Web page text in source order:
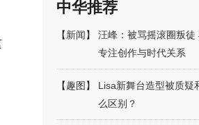
中华推荐
【新闻】
汪峰：被骂摇滚圈叛徒
专注创作与时代关系
【趣图 】
Lisa新舞台造型被质疑
么区别？